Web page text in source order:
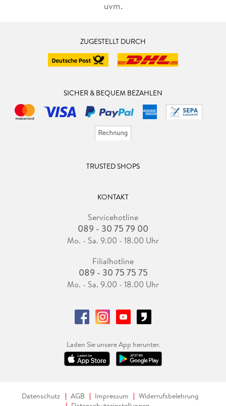
uvm.
ZUGESTELLT DURCH
SICHER & BEQUEM BEZAHLEN
TRUSTED SHOPS
KONTAKT
Servicehotline
089 - 30 75 79 00
Mo. - Sa. 9.00 - 18.00 Uhr
Filialhotline
089 - 30 75 75 75
Mo. - Sa. 9.00 - 18.00 Uhr
Laden Sie unsere App herunter.
Datenschutz AGB Impressum
Widerrufsbelehrung